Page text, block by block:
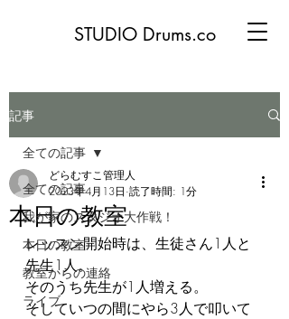
STUDIO Drums.co
記事
全ての記事
我が家のスタジオ大作戦！
本日の教室
教室からの連絡
ライブ
全ての記事
本日の教室
どらむすこ管理人
2023年4月13日 読了時間: 1分
レッスン開始時は、生徒さん1人と
先生1人。
そのうち先生が1人増える。
そしていつの間にやら3人で叩いて